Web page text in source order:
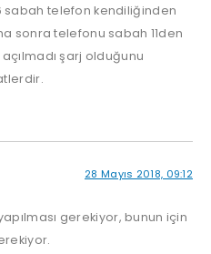
telefon kendiliğinden
sonra telefonu sabah 11den
şarj olduğunu
28 Mayıs 2018, 09:12
gerekiyor, bunun için